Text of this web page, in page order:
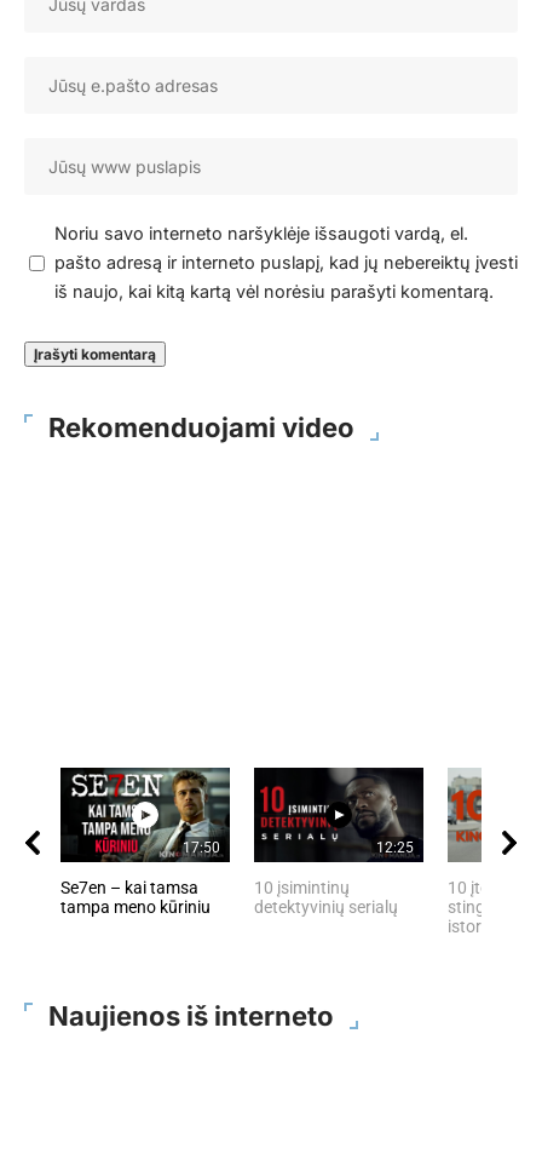
Noriu savo interneto naršyklėje išsaugoti vardą, el.
pašto adresą ir interneto puslapį, kad jų nebereiktų įvesti
iš naujo, kai kitą kartą vėl norėsiu parašyti komentarą.
Rekomenduojami video
17:50
Se7en – kai tamsa
tampa meno kūriniu
12:25
10 įsimintinų
detektyvinių serialų
10 įtemptų,
stingdančių
istorijų
Naujienos iš interneto